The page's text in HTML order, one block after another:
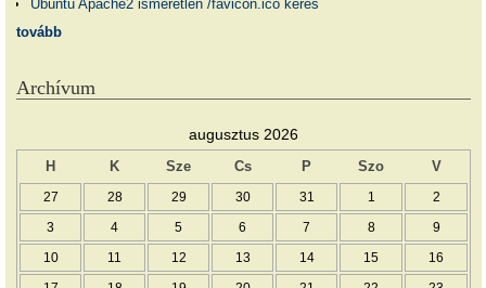
Ubuntu Apache2 ismeretlen /favicon.ico kérés
tovább
Archívum
augusztus 2026
H K Sze Cs P Szo V
27 28 29 30 31 1 2
3 4 5 6 7 8 9
10 11 12 13 14 15 16